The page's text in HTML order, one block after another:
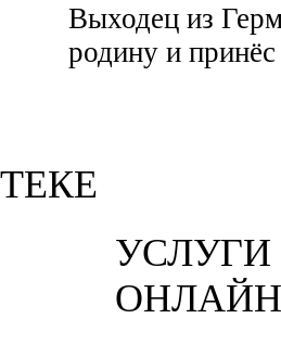
Выходец из
родину и
УСЛУГИ
ОНЛАЙН